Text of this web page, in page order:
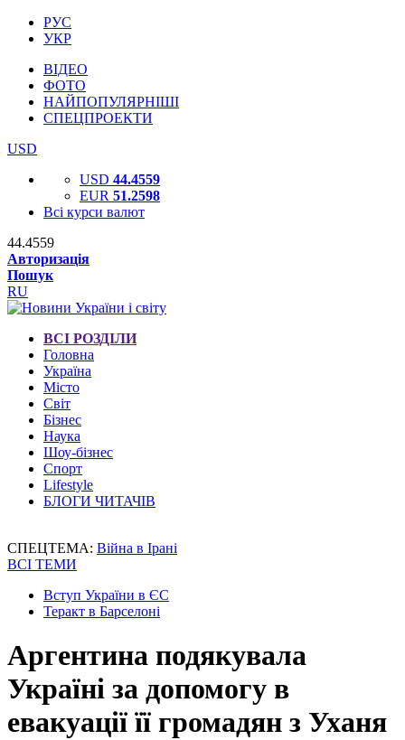
РУС
УКР
ВІДЕО
ФОТО
НАЙПОПУЛЯРНІШІ
СПЕЦПРОЕКТИ
USD
USD 44.4559
EUR 51.2598
Всі курси валют
44.4559
Авторизація
Пошук
RU
ВСІ РОЗДІЛИ
Головна
Україна
Місто
Світ
Бізнес
Наука
Шоу-бізнес
Спорт
Lifestyle
БЛОГИ ЧИТАЧІВ
СПЕЦТЕМА: Війна в Ірані
ВСІ ТЕМИ
Вступ України в ЄС
Теракт в Барселоні
Аргентина подякувала
Україні за допомогу в
евакуації її громадян з Уханя